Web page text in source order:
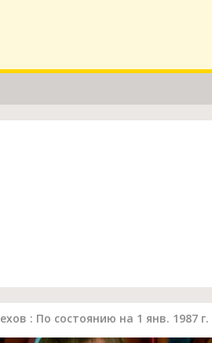
: По состоянию на 1 янв. 1987 г.